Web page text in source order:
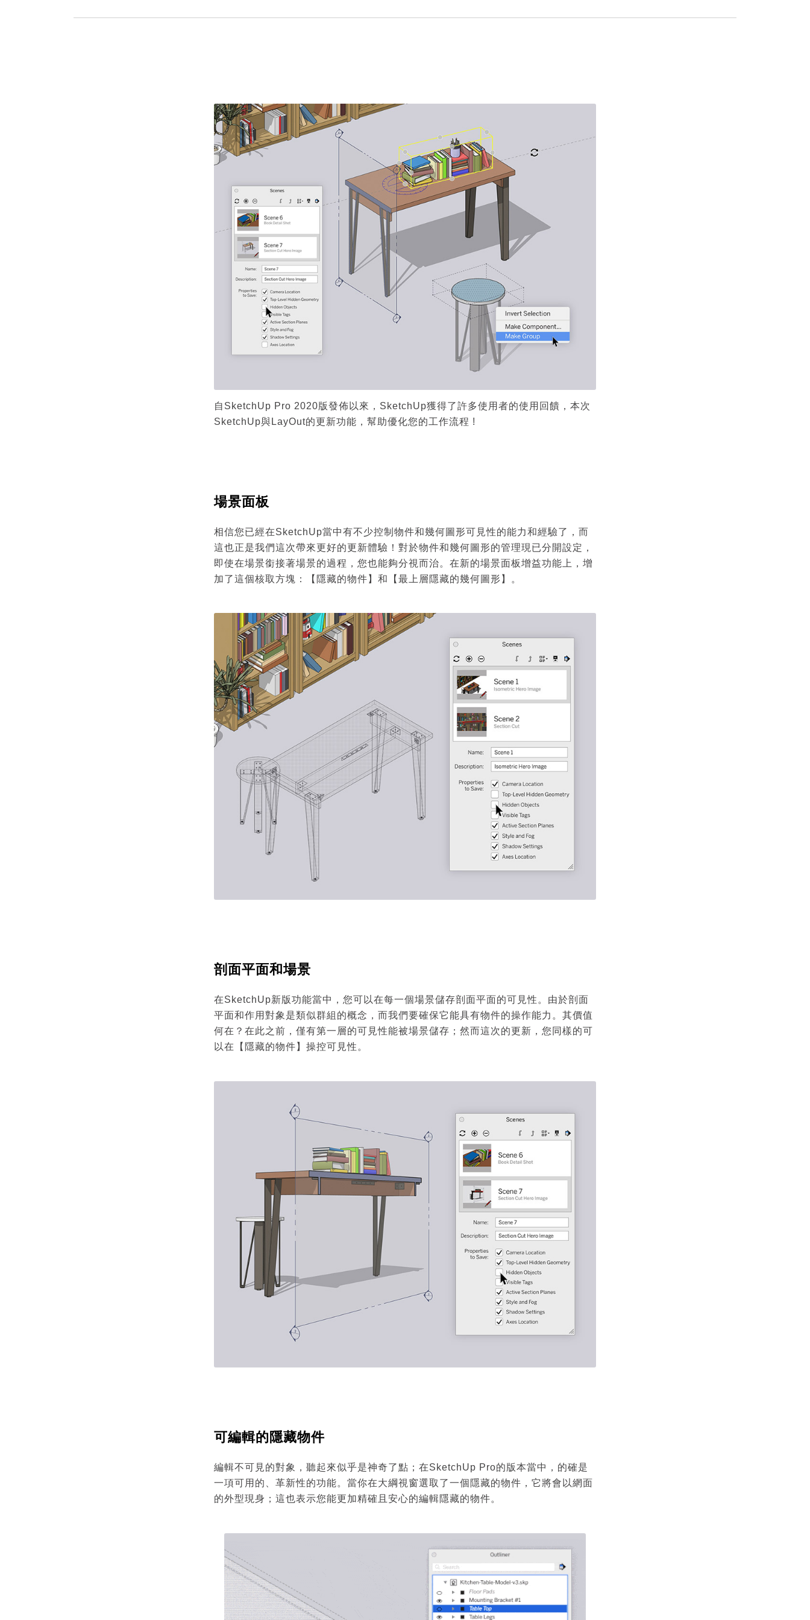
自SketchUp Pro 2020版發佈以來，SketchUp獲得了許多使用者的使用回饋，本次
SketchUp與LayOut的更新功能，幫助優化您的工作流程 !
場景面板
相信您已經在SketchUp當中有不少控制物件和幾何圖形可見性的能力和經驗了，而
這也正是我們這次帶來更好的更新體驗！對於物件和幾何圖形的管理現已分開設定，
即使在場景銜接著場景的過程，您也能夠分視而治。在新的場景面板增益功能上，增
加了這個核取方塊：【隱藏的物件】和【最上層隱藏的幾何圖形】。
剖面平面和場景
在SketchUp新版功能當中，您可以在每一個場景儲存剖面平面的可見性。由於剖面
平面和作用對象是類似群組的概念，而我們要確保它能具有物件的操作能力。其價值
何在？在此之前，僅有第一層的可見性能被場景儲存；然而這次的更新，您同樣的可
以在【隱藏的物件】操控可見性。
可編輯的隱藏物件
編輯不可見的對象，聽起來似乎是神奇了點；在SketchUp Pro的版本當中，的確是
一項可用的、革新性的功能。當你在大綱視窗選取了一個隱藏的物件，它將會以網面
的外型現身；這也表示您能更加精確且安心的編輯隱藏的物件。